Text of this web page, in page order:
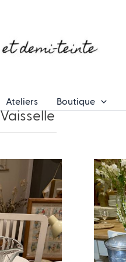
Ateliers Boutique
Vaisselle